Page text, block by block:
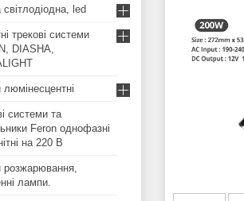
led
трекові системи
DIASHA,
системи та
Feron однофазні
на 220 В
лампи.